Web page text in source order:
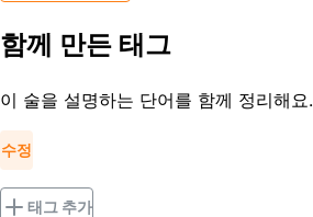
함께 만든 태그
이 술을 설명하는 단어를 함께 정리해요.
수정
태그 추가